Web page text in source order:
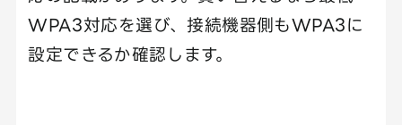
WPA3対応を選び、接続機器側もWPA3に
設定できるか確認します。